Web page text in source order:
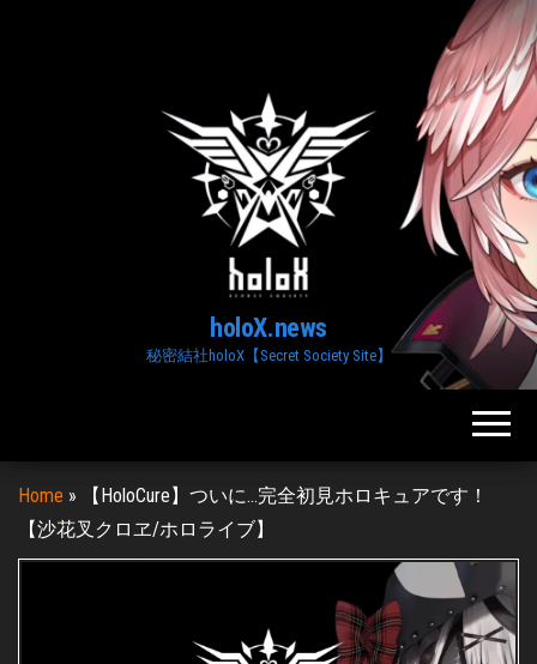
holoX.news
秘密結社holoX【Secret Society Site】
Home »
【HoloCure】ついに…完全初見ホロキュアです！
【沙花叉クロヱ/ホロライブ】